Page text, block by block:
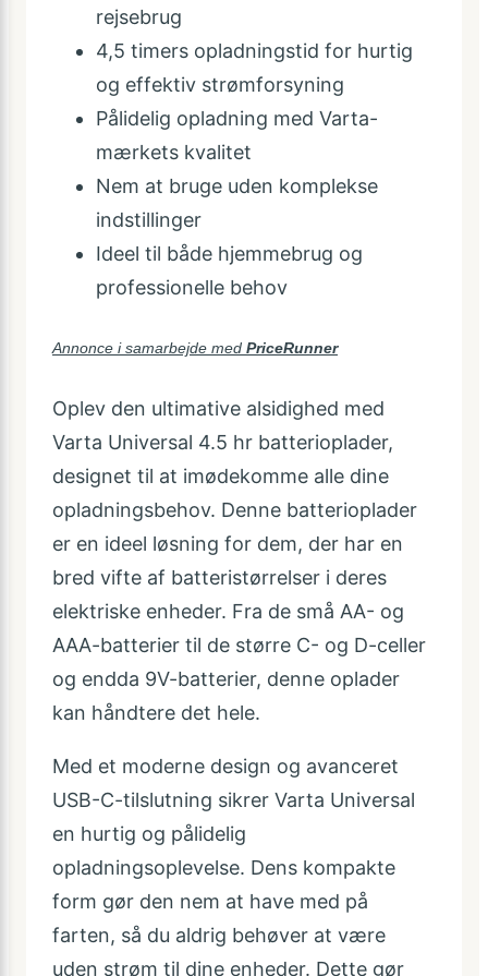
rejsebrug
4,5 timers opladningstid for hurtig
og effektiv strømforsyning
Pålidelig opladning med Varta-
mærkets kvalitet
Nem at bruge uden komplekse
indstillinger
Ideel til både hjemmebrug og
professionelle behov
Annonce i samarbejde med PriceRunner
Oplev den ultimative alsidighed med
Varta Universal 4.5 hr batterioplader,
designet til at imødekomme alle dine
opladningsbehov. Denne batterioplader
er en ideel løsning for dem, der har en
bred vifte af batteristørrelser i deres
elektriske enheder. Fra de små AA- og
AAA-batterier til de større C- og D-celler
og endda 9V-batterier, denne oplader
kan håndtere det hele.
Med et moderne design og avanceret
USB-C-tilslutning sikrer Varta Universal
en hurtig og pålidelig
opladningsoplevelse. Dens kompakte
form gør den nem at have med på
farten, så du aldrig behøver at være
uden strøm til dine enheder. Dette gør